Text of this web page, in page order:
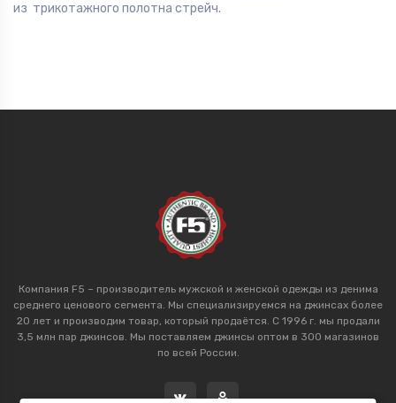
из трикотажного полотна стрейч.
Компания F5 – производитель мужской и женской одежды из денима
среднего ценового сегмента. Мы специализируемся на джинсах более
20 лет и производим товар, который продаётся. С 1996 г. мы продали
3,5 млн пар джинсов. Мы поставляем джинсы оптом в 300 магазинов
по всей России.